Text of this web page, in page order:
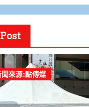
來源:點傳媒